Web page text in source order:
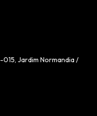
Jardim Normandia /